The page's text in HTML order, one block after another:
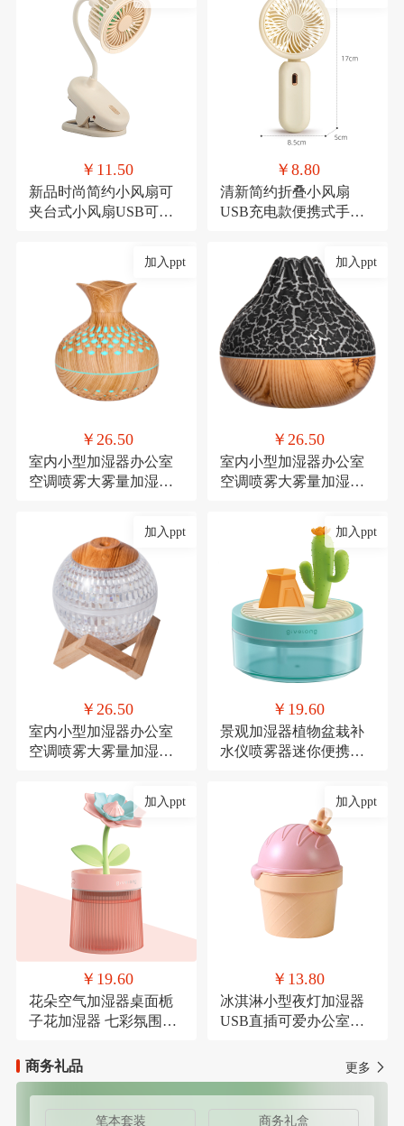
￥11.50
新品时尚简约小风扇可
夹台式小风扇USB可充
￥8.80
清新简约折叠小风扇
USB充电款便携式手持
加入ppt
￥26.50
室内小型加湿器办公室
空调喷雾大雾量加湿器
加入ppt
￥26.50
室内小型加湿器办公室
空调喷雾大雾量加湿器
加入ppt
￥26.50
室内小型加湿器办公室
空调喷雾大雾量加湿器
加入ppt
￥19.60
景观加湿器植物盆栽补
水仪喷雾器迷你便携式
加入ppt
￥19.60
花朵空气加湿器桌面栀
子花加湿器 七彩氛围灯
加入ppt
￥13.80
冰淇淋小型夜灯加湿器
USB直插可爱办公室桌
商务礼品
更多
笔本套装 商务礼盒